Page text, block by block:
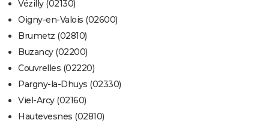
Vézilly (02130)
Oigny-en-Valois (02600)
Brumetz (02810)
Buzancy (02200)
Couvrelles (02220)
Pargny-la-Dhuys (02330)
Viel-Arcy (02160)
Hautevesnes (02810)